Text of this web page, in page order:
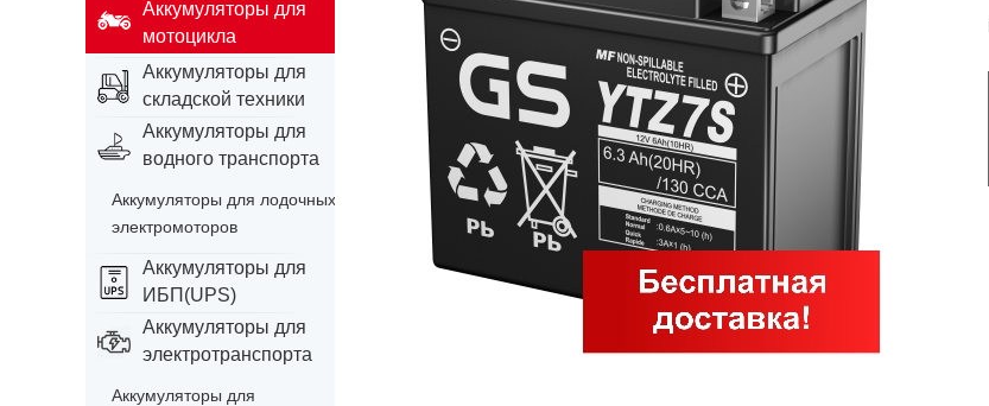
Аккумуляторы для
мотоцикла
Аккумуляторы для
складской техники
Аккумуляторы для
водного транспорта
Аккумуляторы для лодочных
электромоторов
Аккумуляторы для
ИБП(UPS)
Аккумуляторы для
электротранспорта
Аккумуляторы для